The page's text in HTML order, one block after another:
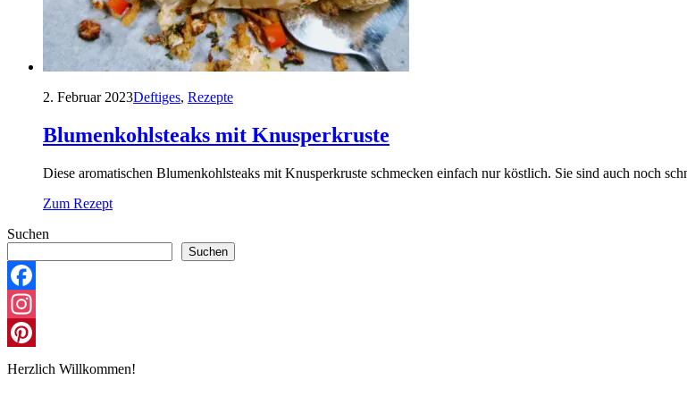
2. Februar 2023Deftiges, Rezepte
Blumenkohlsteaks mit Knusperkruste
Diese aromatischen Blumenkohlsteaks mit Knusperkruste schmecken einfach nur köstlich. Sie sind auch noch
Zum Rezept
Suchen
Suchen
Facebook
Instagram
Pinterest
Herzlich Willkommen!